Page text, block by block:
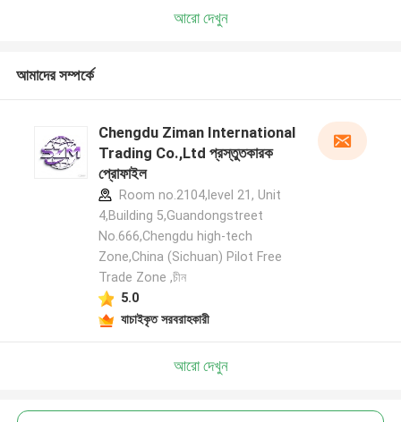
আরো দেখুন
আমাদের সম্পর্কে
Chengdu Ziman International
Trading Co.,Ltd প্রস্তুতকারক
প্রোফাইল
Room no.2104,level 21, Unit
4,Building 5,Guandongstreet
No.666,Chengdu high-tech
Zone,China (Sichuan) Pilot Free
Trade Zone ,চীন
5.0
যাচাইকৃত সরবরাহকারী
আরো দেখুন